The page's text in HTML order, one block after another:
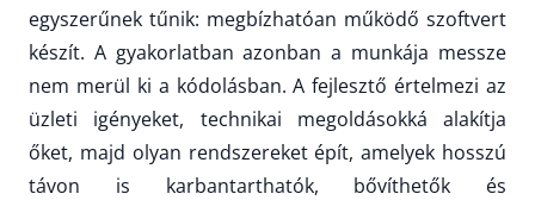
egyszerűnek tűnik: megbízhatóan működő szoftvert
készít. A gyakorlatban azonban a munkája messze
nem merül ki a kódolásban. A fejlesztő értelmezi az
üzleti igényeket, technikai megoldásokká alakítja
őket, majd olyan rendszereket épít, amelyek hosszú
távon is karbantarthatók, bővíthetők és